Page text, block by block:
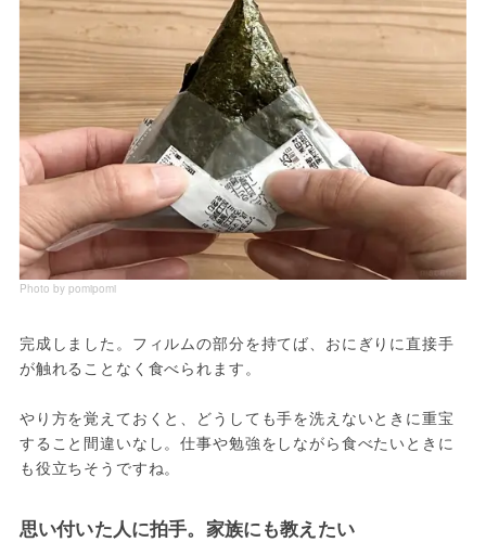
Photo by pomipomi
完成しました。フィルムの部分を持てば、おにぎりに直接手
が触れることなく食べられます。
やり方を覚えておくと、どうしても手を洗えないときに重宝
すること間違いなし。仕事や勉強をしながら食べたいときに
も役立ちそうですね。
思い付いた人に拍手。家族にも教えたい